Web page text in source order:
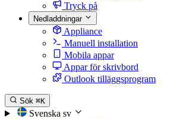
Tryck på
Nedladdningar
Appliance
Manuell installation
Mobila appar
Appar för skrivbord
Outlook tilläggsprogram
Sök ⌘K
Svenska sv